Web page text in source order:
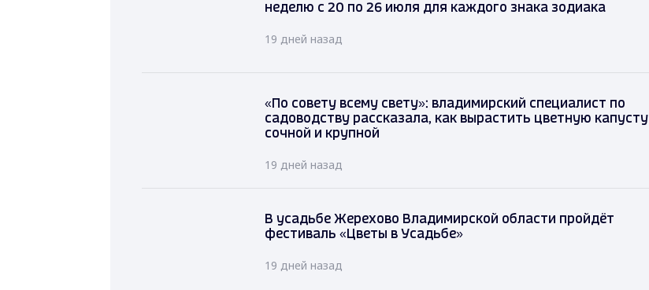
неделю с 20 по 26 июля для каждого знака зодиака
19 дней назад
«По совету всему свету»: владимирский специалист по
садоводству рассказала, как вырастить цветную капусту
сочной и крупной
19 дней назад
В усадьбе Жерехово Владимирской области пройдёт
фестиваль «Цветы в Усадьбе»
19 дней назад